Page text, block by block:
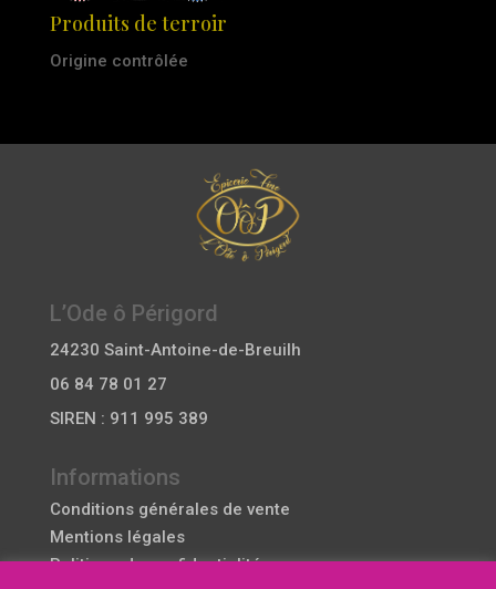
Produits de terroir
Origine contrôlée
L’Ode ô Périgord
24230 Saint-Antoine-de-Breuilh
06 84 78 01 27
SIREN : 911 995 389
Informations
Conditions générales de vente
Mentions légales
Politique de confidentialité